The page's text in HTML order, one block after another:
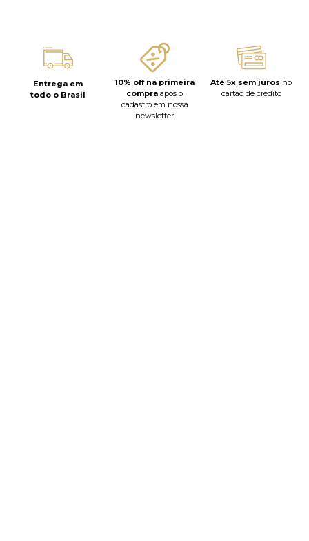
Entrega em
todo o Brasil
10% off na primeira
compra após o
cadastro em nossa
newsletter
Até 5x sem juros no
cartão de crédito